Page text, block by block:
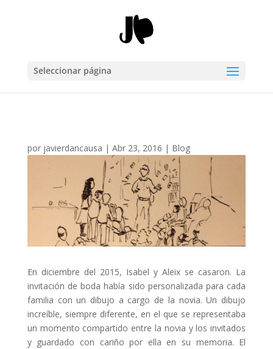
Seleccionar página
por javierdancausa | Abr 23, 2016 | Blog
En diciembre del 2015, Isabel y Aleix se casaron. La
invitación de boda había sido personalizada para cada
familia con un dibujo a cargo de la novia. Un dibujo
increíble, siempre diferente, en el que se representaba
un momento compartido entre la novia y los invitados
y guardado con cariño por ella en su memoria. El